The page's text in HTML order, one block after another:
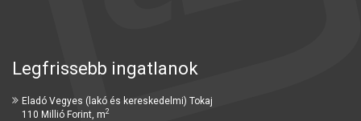
Legfrissebb ingatlanok
Eladó Vegyes (lakó és kereskedelmi) Tokaj
110 Millió Forint, m2